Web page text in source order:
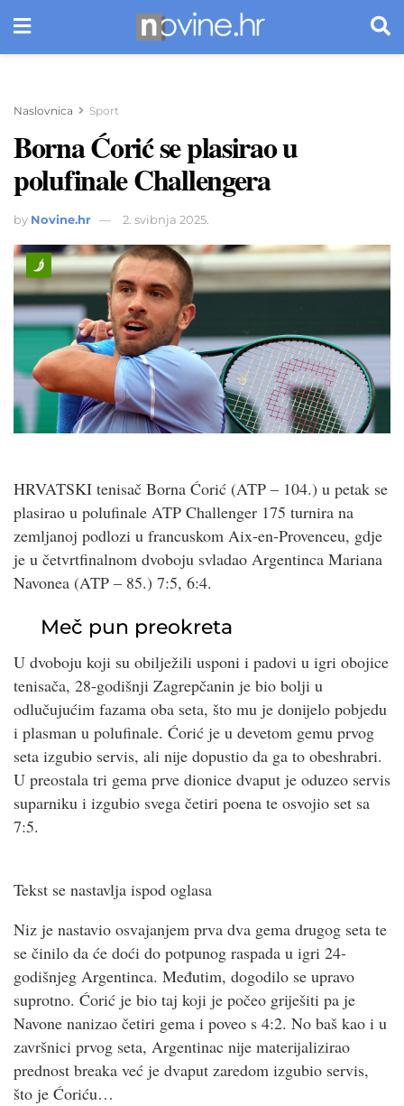
Naslovnica Sport
Borna Ćorić se plasirao u
polufinale Challengera
by Novine.hr 2. svibnja 2025.
HRVATSKI tenisač Borna Ćorić (ATP – 104.) u petak se
plasirao u polufinale ATP Challenger 175 turnira na
zemljanoj podlozi u francuskom Aix-en-Provenceu, gdje
je u četvrtfinalnom dvoboju svladao Argentinca Mariana
Navonea (ATP – 85.) 7:5, 6:4.
Meč pun preokreta
U dvoboju koji su obilježili usponi i padovi u igri obojice
tenisača, 28-godišnji Zagrepčanin je bio bolji u
odlučujućim fazama oba seta, što mu je donijelo pobjedu
i plasman u polufinale. Ćorić je u devetom gemu prvog
seta izgubio servis, ali nije dopustio da ga to obeshrabri.
U preostala tri gema prve dionice dvaput je oduzeo servis
suparniku i izgubio svega četiri poena te osvojio set sa
7:5.
Tekst se nastavlja ispod oglasa
Niz je nastavio osvajanjem prva dva gema drugog seta te
se činilo da će doći do potpunog raspada u igri 24-
godišnjeg Argentinca. Međutim, dogodilo se upravo
suprotno. Ćorić je bio taj koji je počeo griješiti pa je
Navone nanizao četiri gema i poveo s 4:2. No baš kao i u
završnici prvog seta, Argentinac nije materijalizirao
prednost breaka već je dvaput zaredom izgubio servis,
što je Ćoriću…